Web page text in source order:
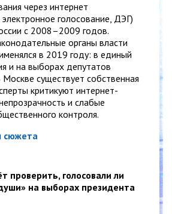
через интернет
голосование, ДЭГ)
с 2008–2009 годов.
органы власти
в 2019 году: в единый
и на выборах депутатов
существует собственная
критикуют интернет-
и слабые
контроля.
сюжета
проверить, голосовали ли
на выборах президента